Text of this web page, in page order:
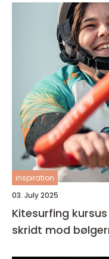
inspiration
03. July 2025
Kitesurfing
skridt mod